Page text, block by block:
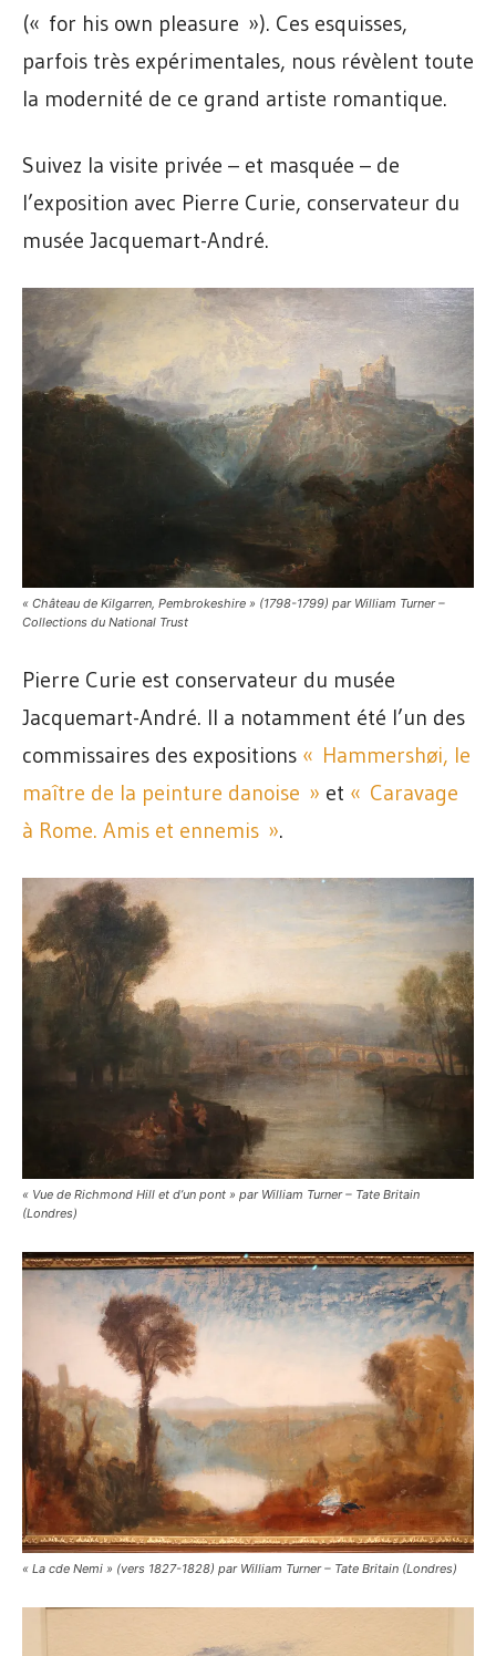
(« for his own pleasure »). Ces esquisses,
parfois très expérimentales, nous révèlent toute
la modernité de ce grand artiste romantique.
Suivez la visite privée – et masquée – de
l’exposition avec Pierre Curie, conservateur du
musée Jacquemart-André.
« Château de Kilgarren, Pembrokeshire » (1798-1799) par William Turner –
Collections du National Trust
Pierre Curie est conservateur du musée
Jacquemart-André. Il a notamment été l’un des
commissaires des expositions « Hammershøi, le
maître de la peinture danoise » et « Caravage
à Rome. Amis et ennemis ».
« Vue de Richmond Hill et d’un pont » par William Turner – Tate Britain
(Londres)
« La cde Nemi » (vers 1827-1828) par William Turner – Tate Britain (Londres)